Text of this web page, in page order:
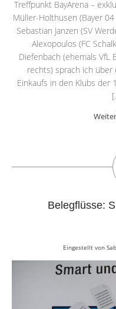
Treffpunkt BayArena –
Müller-Holthusen (Bayer
Sebastian Janzen (SV
Alexopoulos (FC
Diefenbach (ehemals VfL
rechts) sprach ich über
Einkaufs in den Klubs der
Belegflüsse:
Eingestellt von